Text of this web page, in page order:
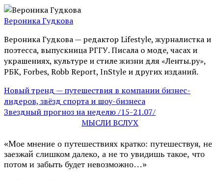
Вероника Гудкова
Вероника Гудкова — редактор Lifestyle, журналистка и
поэтесса, выпускница РГГУ. Писала о моде, часах и
украшениях, культуре и стиле жизни для «Ленты.ру»,
РБК, Forbes, Robb Report, InStyle и других изданий.
Новый тренд — путешествия в компании бизнес-
лидеров, звёзд спорта и шоу-бизнеса
Звездный прогноз на неделю /15-21.07/
МЫСЛИ ВСЛУХ
«Мое мнение о путешествиях кратко: путешествуя, не
заезжай слишком далеко, а не то увидишь такое, что
потом и забыть будет невозможно…»